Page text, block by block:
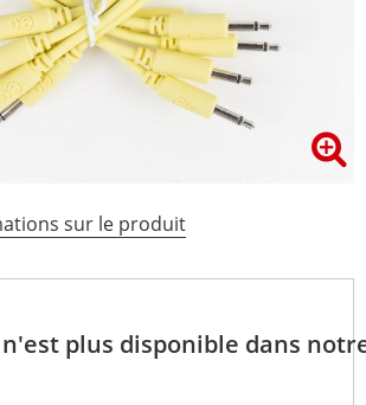
sur le produit
plus disponible dans